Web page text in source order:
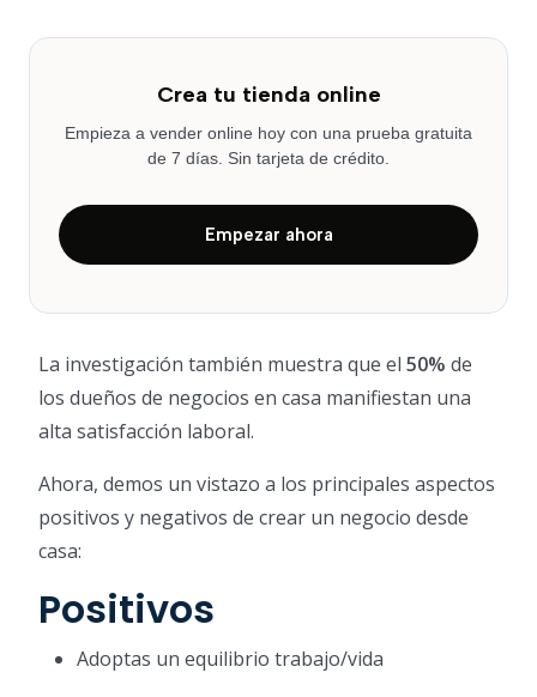
Crea tu tienda online
Empieza a vender online hoy con una prueba gratuita
de 7 días. Sin tarjeta de crédito.
Empezar ahora
La investigación también muestra que el 50% de
los dueños de negocios en casa manifiestan una
alta satisfacción laboral.
Ahora, demos un vistazo a los principales aspectos
positivos y negativos de crear un negocio desde
casa:
Positivos
Adoptas un equilibrio trabajo/vida